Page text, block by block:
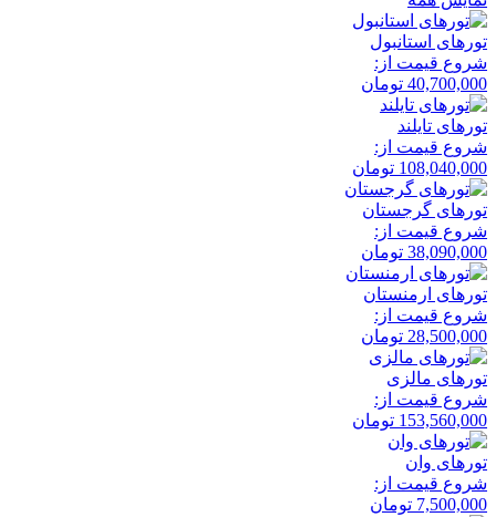
تور‌های استانبول
شروع قیمت از:
40,700,000 تومان
تور‌های تایلند
شروع قیمت از:
108,040,000 تومان
تور‌های گرجستان
شروع قیمت از:
38,090,000 تومان
تور‌های ارمنستان
شروع قیمت از:
28,500,000 تومان
تور‌های مالزی
شروع قیمت از:
153,560,000 تومان
تور‌های وان
شروع قیمت از:
7,500,000 تومان